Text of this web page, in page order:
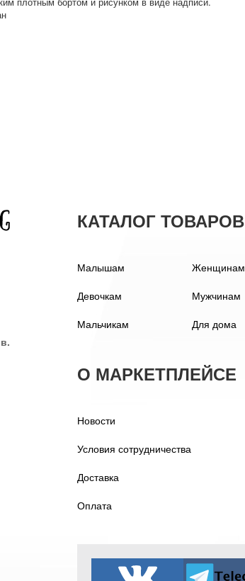
КАТАЛОГ ТОВАРОВ
Малышам
Девочкам
Мальчикам
Женщинам
Мужчинам
Для дома
О МАРКЕТПЛЕЙСЕ
Новости
Условия сотрудничества
Доставка
Оплата